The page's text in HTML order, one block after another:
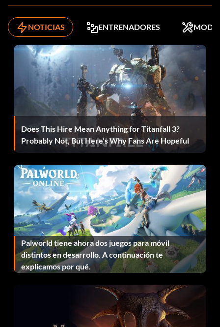
NOTICIAS ENTRENADORES MODS
Does This Hire Mean Anything for Titanfall 3?
Probably Not, But Here’s Why Fans Are Hopeful
Palworld tiene ahora dos juegos para móvil
distintos en desarrollo. A continuación te
explicamos por qué.